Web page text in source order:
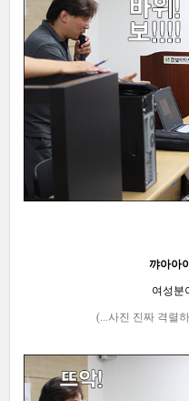
꺄아아
여성분
(...사진 진짜 격렬하